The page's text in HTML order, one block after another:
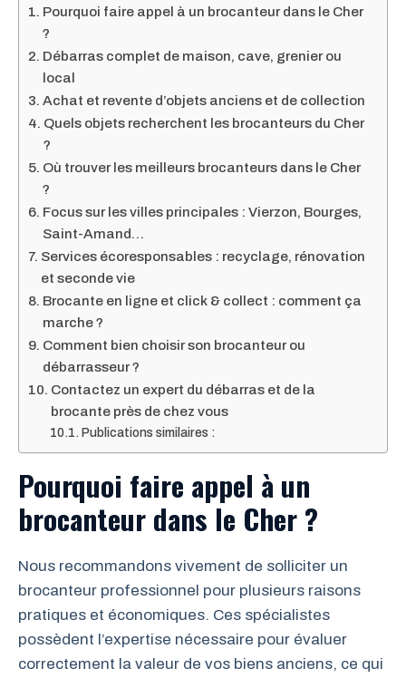
Pourquoi faire appel à un brocanteur dans le Cher
?
Débarras complet de maison, cave, grenier ou
local
Achat et revente d’objets anciens et de collection
Quels objets recherchent les brocanteurs du Cher
?
Où trouver les meilleurs brocanteurs dans le Cher
?
Focus sur les villes principales : Vierzon, Bourges,
Saint-Amand…
Services écoresponsables : recyclage, rénovation
et seconde vie
Brocante en ligne et click & collect : comment ça
marche ?
Comment bien choisir son brocanteur ou
débarrasseur ?
Contactez un expert du débarras et de la
brocante près de chez vous
Publications similaires :
Pourquoi faire appel à un
brocanteur dans le Cher ?
Nous recommandons vivement de solliciter un
brocanteur professionnel pour plusieurs raisons
pratiques et économiques. Ces spécialistes
possèdent l’expertise nécessaire pour évaluer
correctement la valeur de vos biens anciens, ce qui